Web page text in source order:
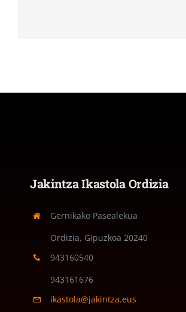
Jakintza Ikastola Ordizia
Gernikako Pasealekua
Ordizia, Gipuzkoa 20240
943160540
943161676
ikastola@jakintza.eus